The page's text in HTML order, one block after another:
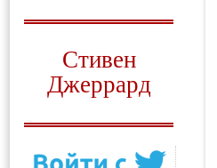
Стивен
Джеррард